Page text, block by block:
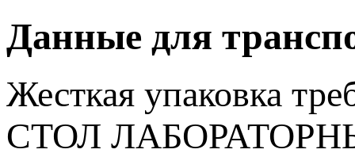
Данные для
Жесткая упаковка
СТОЛ